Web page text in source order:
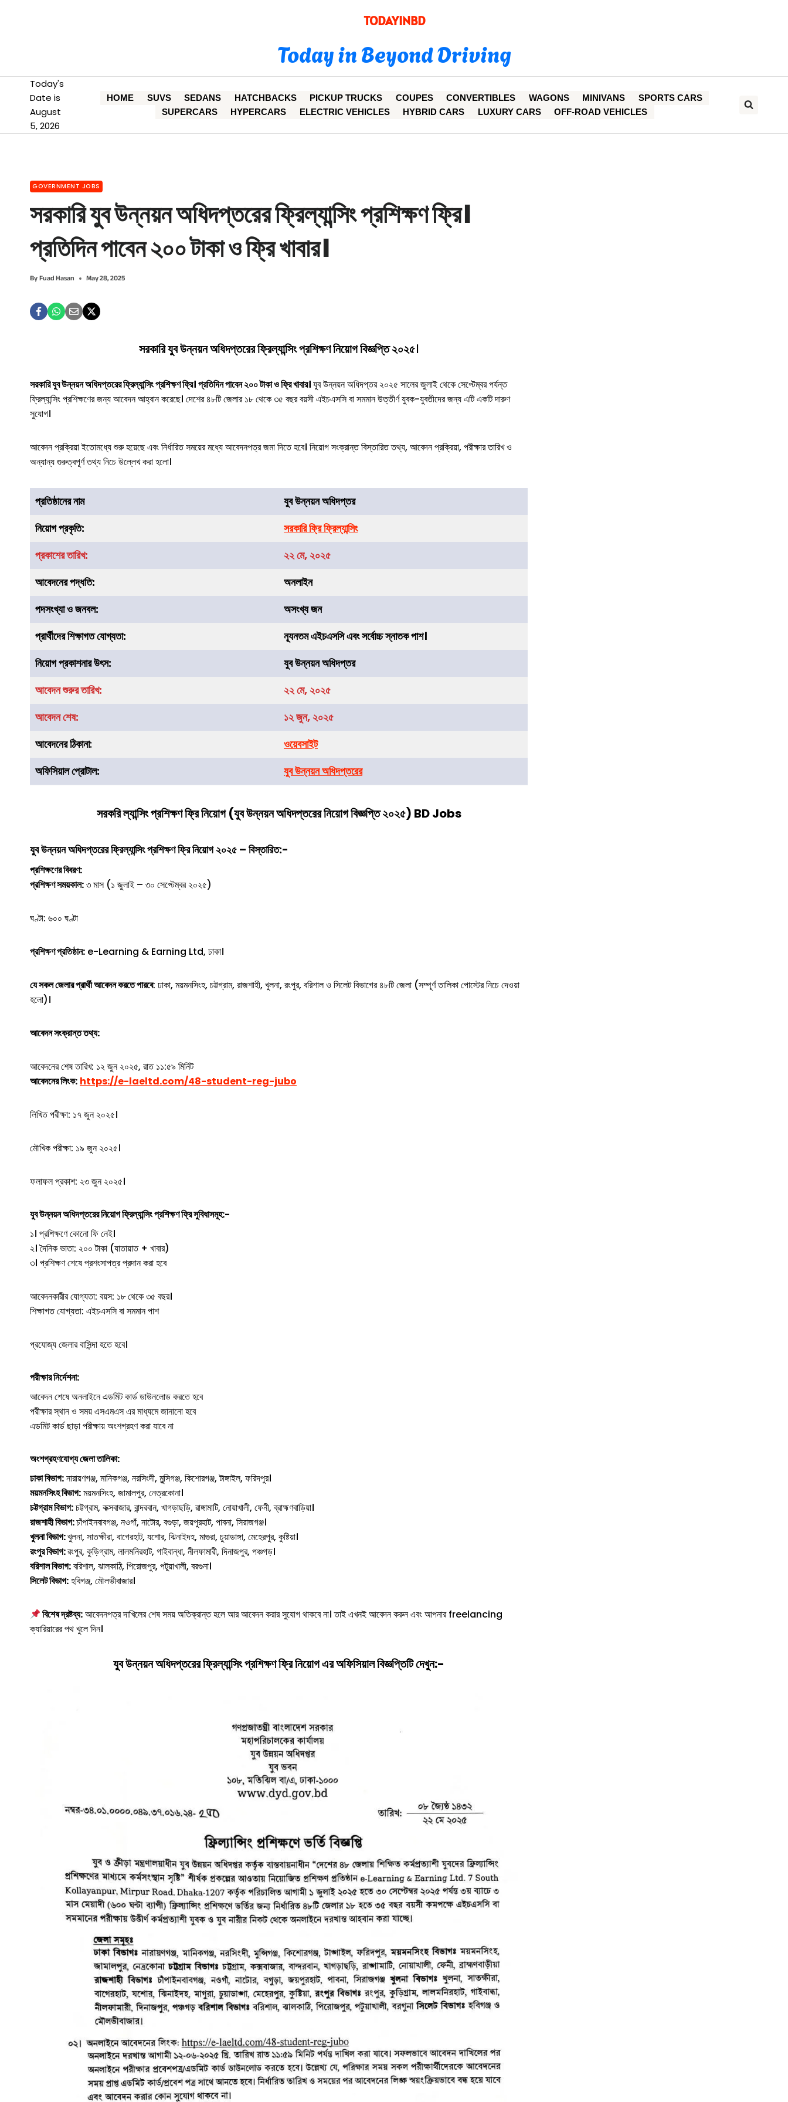
TODAYINBD
Today in Beyond Driving
Today's
Date is
August
5, 2026
HOME SUVS SEDANS HATCHBACKS PICKUP TRUCKS COUPES CONVERTIBLES WAGONS MINIVANS
SPORTS CARS
SUPERCARS
HYPERCARS ELECTRIC VEHICLES HYBRID CARS LUXURY CARS OFF-ROAD VEHICLES
GOVERNMENT JOBS
সরকারি যুব উন্নয়ন অধিদপ্তরের ফ্রিল্যান্সিং প্রশিক্ষণ ফ্রি।
প্রতিদিন পাবেন ২০০ টাকা ও ফ্রি খাবার।
ByFuad Hasan May 28, 2025
সরকারি যুব উন্নয়ন অধিদপ্তরের ফ্রিল্যান্সিং প্রশিক্ষণনিয়োগ বিজ্ঞপ্তি ২০২৫।
সরকারি যুব উন্নয়ন অধিদপ্তরের ফ্রিল্যান্সিং প্রশিক্ষণ ফ্রি। প্রতিদিন পাবেন ২০০ টাকা ও ফ্রি খাবার।যুব উন্নয়ন অধিদপ্তর ২০২৫ সালের জুলাই থেকে সেপ্টেম্বর পর্যন্ত
ফ্রিল্যান্সিং প্রশিক্ষণের জন্য আবেদন আহ্বান করেছে। দেশের ৪৮টি জেলার ১৮ থেকে ৩৫ বছর বয়সী এইচএসসি বা সমমান উত্তীর্ণ যুবক-যুবতীদের জন্য এটি একটি দারুণ
সুযোগ।
আবেদন প্রক্রিয়া ইতোমধ্যে শুরু হয়েছে এবং নির্ধারিত সময়ের মধ্যে আবেদনপত্র জমা দিতে হবে। নিয়োগ সংক্রান্ত বিস্তারিত তথ্য, আবেদন প্রক্রিয়া, পরীক্ষার তারিখ ও
অন্যান্য গুরুত্বপূর্ণ তথ্য নিচে উল্লেখ করা হলো।
প্রতিষ্ঠানের নাম
যুব উন্নয়ন অধিদপ্তর
নিয়োগপ্রকৃতি:
সরকারি ফ্রি ফ্রিল্যান্সিং
প্রকাশের তারিখ:
২২ মে, ২০২৫
আবেদনের পদ্ধতি:
অনলাইন
পদসংখ্যা ও জনবল:
অসংখ্য জন
প্রার্থীদের শিক্ষাগত যোগ্যতা:
ন্যূনতম এইচএসসি এবং সর্বোচ্চ স্নাতক পাশ।
নিয়োগ প্রকাশনার উৎস:
যুব উন্নয়ন অধিদপ্তর
আবেদন শুরুর তারিখ:
২২ মে, ২০২৫
আবেদন শেষ:
১২ জুন, ২০২৫
আবেদনের ঠিকানা:
ওয়েবসাইট
অফিসিয়াল প্রোটাল:
যুব উন্নয়ন অধিদপ্তরের
সরকরিল্যান্সিং প্রশিক্ষণফ্রিনিয়োগ (যুব উন্নয়ন অধিদপ্তরেরনিয়োগ বিজ্ঞপ্তি ২০২৫) BD Jobs
যুব উন্নয়ন অধিদপ্তরেরফ্রিল্যান্সিং প্রশিক্ষণফ্রিনিয়োগ ২০২৫ – বিস্তারিত:-
প্রশিক্ষণের বিবরণ:
প্রশিক্ষণ সময়কাল:৩ মাস (১ জুলাই – ৩০ সেপ্টেম্বর ২০২৫)
ঘণ্টা: ৬০০ ঘণ্টা
প্রশিক্ষণ প্রতিষ্ঠান: e-Learning & Earning Ltd, ঢাকা।
যে সকল জেলার প্রার্থী আবেদন করতে পারবে: ঢাকা, ময়মনসিংহ, চট্টগ্রাম, রাজশাহী, খুলনা, রংপুর, বরিশাল ও সিলেট বিভাগের ৪৮টি জেলা (সম্পূর্ণ তালিকা পোস্টের নিচে দেওয়া
হলো)।
আবেদন সংক্রান্ত তথ্য:
আবেদনের শেষ তারিখ: ১২ জুন ২০২৫, রাত ১১:৫৯ মিনিট
আবেদনের লিংক: https://e-laeltd.com/48-student-reg-jubo
লিখিত পরীক্ষা: ১৭ জুন ২০২৫।
মৌখিক পরীক্ষা: ১৯ জুন ২০২৫।
ফলাফল প্রকাশ: ২৩ জুন ২০২৫।
যুব উন্নয়ন অধিদপ্তরেরনিয়োগফ্রিল্যান্সিং প্রশিক্ষণফ্রি সুবিধাসমূহ:-
১। প্রশিক্ষণে কোনো ফি নেই।
২। দৈনিক ভাতা: ২০০ টাকা (যাতায়াত + খাবার)
৩। প্রশিক্ষণ শেষে প্রশংসাপত্র প্রদান করা হবে
আবেদনকারীর যোগ্যতা: বয়স: ১৮ থেকে ৩৫ বছর।
শিক্ষাগত যোগ্যতা: এইচএসসি বা সমমান পাশ
প্রযোজ্য জেলার বাসিন্দা হতে হবে।
পরীক্ষার নির্দেশনা:
আবেদন শেষে অনলাইনে এডমিট কার্ড ডাউনলোড করতে হবে
পরীক্ষার স্থান ও সময় এসএমএস এর মাধ্যমে জানানো হবে
এডমিট কার্ড ছাড়া পরীক্ষায় অংশগ্রহণ করা যাবে না
অংশগ্রহণযোগ্য জেলা তালিকা:
ঢাকা বিভাগ:নারায়ণগঞ্জ, মানিকগঞ্জ, নরসিংদী, মুন্সিগঞ্জ, কিশোরগঞ্জ, টাঙ্গাইল, ফরিদপুর।
ময়মনসিংহ বিভাগ:ময়মনসিংহ, জামালপুর, নেত্রকোনা।
চট্টগ্রাম বিভাগ:চট্টগ্রাম, কক্সবাজার, বান্দরবান, খাগড়াছড়ি, রাঙ্গামাটি, নোয়াখালী, ফেনী, ব্রাহ্মণবাড়িয়া।
রাজশাহী বিভাগ:চাঁপাইনবাবগঞ্জ, নওগাঁ, নাটোর, বগুড়া, জয়পুরহাট, পাবনা, সিরাজগঞ্জ।
খুলনা বিভাগ:খুলনা, সাতক্ষীরা, বাগেরহাট, যশোর, ঝিনাইদহ, মাগুরা, চুয়াডাঙ্গা, মেহেরপুর, কুষ্টিয়া।
রংপুর বিভাগ:রংপুর, কুড়িগ্রাম, লালমনিরহাট, গাইবান্ধা, নীলফামারী, দিনাজপুর, পঞ্চগড়।
বরিশাল বিভাগ:বরিশাল, ঝালকাঠি, পিরোজপুর, পটুয়াখালী, বরগুনা।
সিলেট বিভাগ:হবিগঞ্জ, মৌলভীবাজার।
বিশেষ দ্রষ্টব্য:আবেদনপত্র দাখিলের শেষ সময় অতিক্রান্ত হলে আর আবেদন করার সুযোগ থাকবে না। তাই এখনই আবেদন করুন এবং আপনার freelancing
ক্যারিয়ারের পথ খুলে দিন।
যুব উন্নয়ন অধিদপ্তরেরফ্রিল্যান্সিং প্রশিক্ষণফ্রিনিয়োগএর অফিসিয়াল বিজ্ঞপ্তিটি দেখুন:-